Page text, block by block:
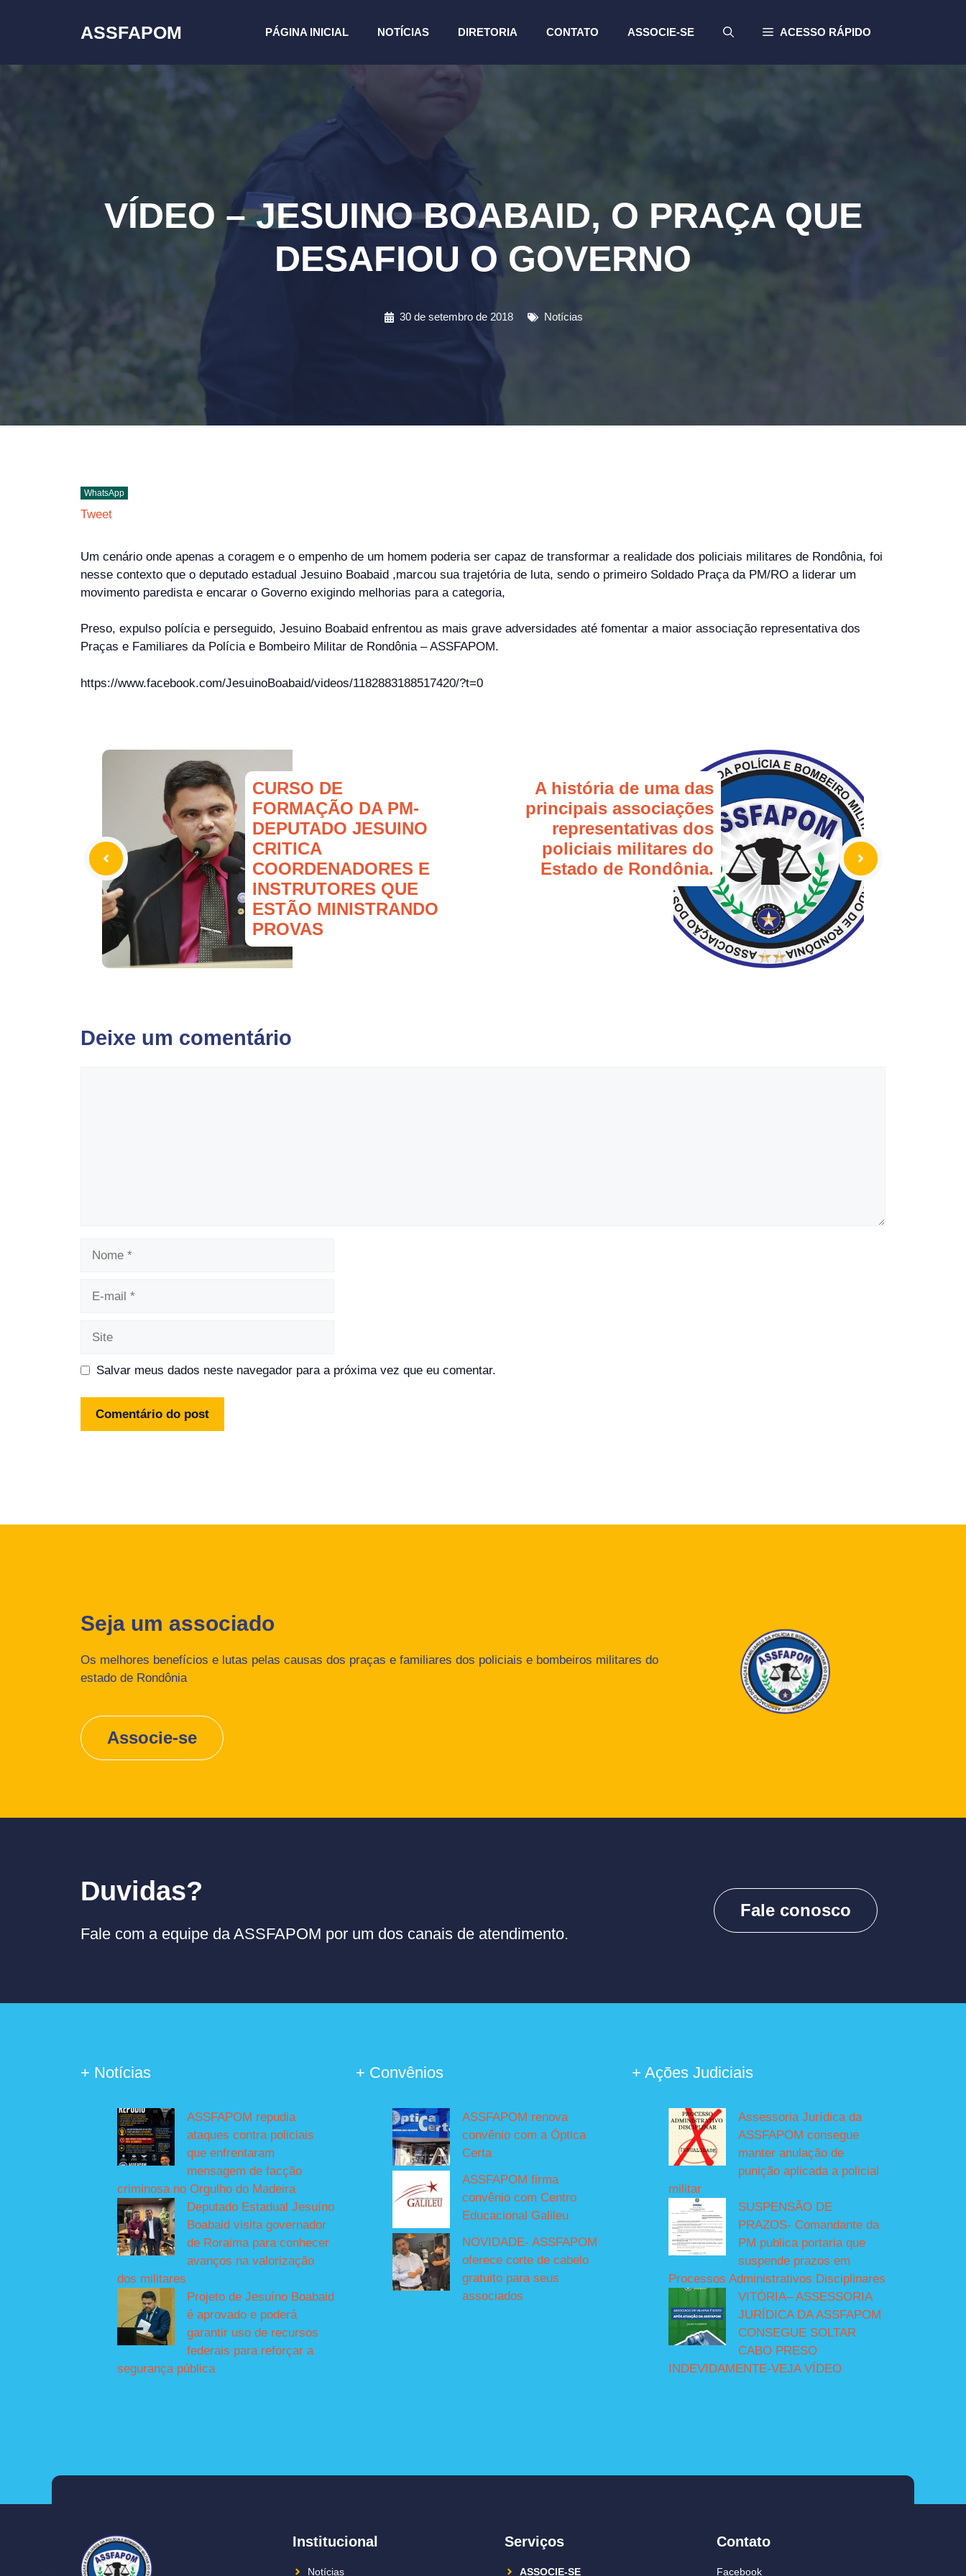
conteúdo
ASSFAPOM PÁGINA INICIAL NOTÍCIAS DIRETORIA CONTATO ASSOCIE-SE ACESSO RÁPIDO
VÍDEO – JESUINO BOABAID, O PRAÇA QUE
DESAFIOU O GOVERNO
30 de setembro de 2018 Notícias
WhatsApp
Tweet
Um cenário onde apenas a coragem e o empenho de um homem poderia ser capaz de transformar a realidade dos policiais militares de Rondônia, foi
nesse contexto que o deputado estadual Jesuino Boabaid ,marcou sua trajetória de luta, sendo o primeiro Soldado Praça da PM/RO a liderar um
movimento paredista e encarar o Governo exigindo melhorias para a categoria,
Preso, expulso polícia e perseguido, Jesuino Boabaid enfrentou as mais grave adversidades até fomentar a maior associação representativa dos
Praças e Familiares da Polícia e Bombeiro Militar de Rondônia – ASSFAPOM.
https://www.facebook.com/JesuinoBoabaid/videos/1182883188517420/?t=0
CURSO DE
FORMAÇÃO DA PM-
DEPUTADO JESUINO
CRITICA
COORDENADORES E
INSTRUTORES QUE
ESTÃO MINISTRANDO
PROVAS
A história de uma das
principais associações
representativas dos
policiais militares do
Estado de Rondônia.
Deixe um comentário
Salvar meus dados neste navegador para a próxima vez que eu comentar.
Seja um associado
Os melhores benefícios e lutas pelas causas dos praças e familiares dos policiais e bombeiros militares do
estado de Rondônia
Associe-se
Duvidas?
Fale com a equipe da ASSFAPOM por um dos canais de atendimento.
Fale conosco
+ Notícias
ASSFAPOM repudia
ataques contra policiais
que enfrentaram
mensagem de facção
criminosa no Orgulho do Madeira
Deputado Estadual Jesuíno
Boabaid visita governador
de Roraima para conhecer
avanços na valorização
dos militares
Projeto de Jesuíno Boabaid
é aprovado e poderá
garantir uso de recursos
federais para reforçar a
segurança pública
+ Convênios
ASSFAPOM renova
convênio com a Óptica
Certa
ASSFAPOM firma
convênio com Centro
Educacional Galileu
NOVIDADE- ASSFAPOM
oferece corte de cabelo
gratuito para seus
associados
+ Ações Judiciais
Assessoria Jurídica da
ASSFAPOM consegue
manter anulação de
punição aplicada a policial
militar
SUSPENSÃO DE
PRAZOS- Comandante da
PM publica portaria que
suspende prazos em
Processos Administrativos Disciplinares
VITÓRIA– ASSESSORIA
JURÍDICA DA ASSFAPOM
CONSEGUE SOLTAR
CABO PRESO
INDEVIDAMENTE-VEJA VÍDEO
Institucional
Notícias
Serviços
ASSOCIE-SE
Contato
Facebook